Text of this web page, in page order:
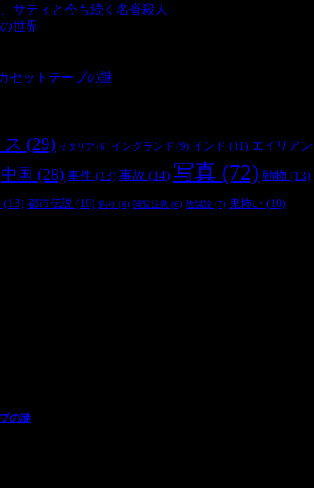
サティと今も続く名誉殺人
世界
ビュー
セットテープの謎
(29) イタリア (6) イングランド (9) インド (11) エイリアン
中国 (28) 事件 (13) 事故 (14) 写真 (72) 動物 (13)
(13) 都市伝説 (10) 釣り (6) 閲覧注意 (6) 陰謀論 (7) 鬼怖い (10)
の謎